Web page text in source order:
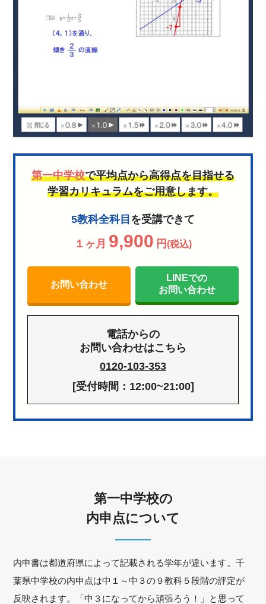
第一中学校で平均点から高得点を目指せる
学習カリキュラムをご用意します。
5教科全科目 を受講できて
１ヶ月 9,900 円(税込)
お問い合わせ
LINEでの
お問い合わせ
電話からの
お問い合わせはこちら
0120-103-353
[受付時間：12:00~21:00]
第一中学校の
内申点について
内申書は都道府県によって記載される学年が違います。千
葉県中学校の内申点は中１～中３の９教科５段階の評定が
反映されます。「中３になってから頑張ろう！」と思って